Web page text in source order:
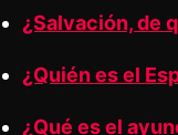
¿Salvación, de
¿Quién es el
¿Qué es el